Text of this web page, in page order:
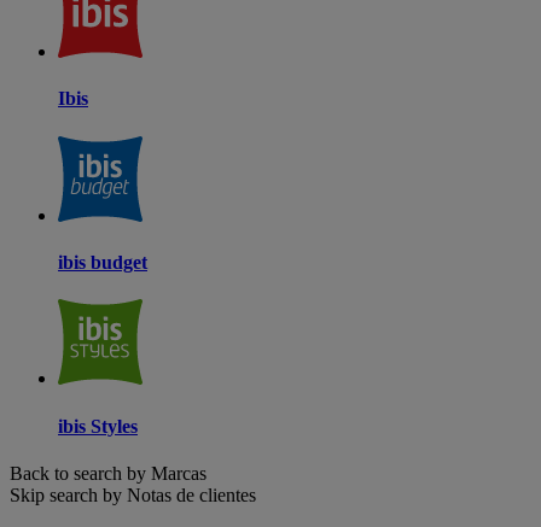
Ibis
ibis budget
ibis Styles
Back to search by Marcas
Skip search by Notas de clientes